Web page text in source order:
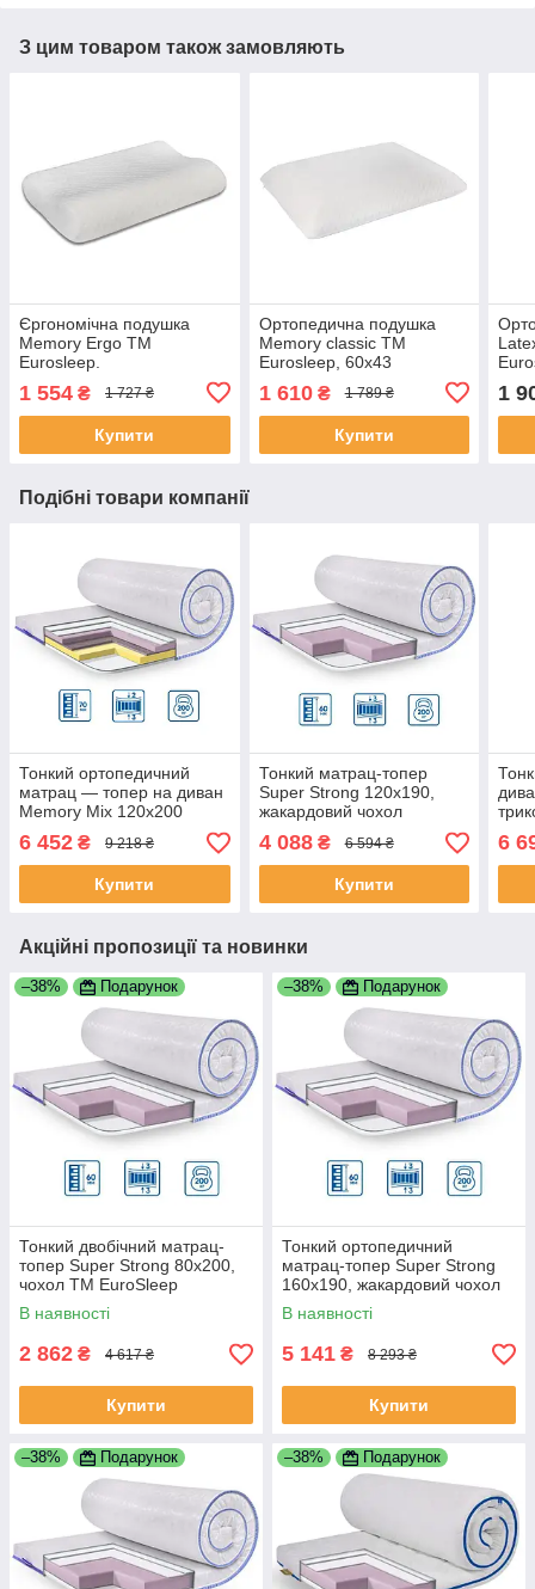
З цим товаром також замовляють
Єргономічна подушка
Memory Ergo TM
Eurosleep.
1 554 ₴ 1 727 ₴
Купити
Ортопедична подушка
Memory classic TM
Eurosleep, 60х43
1 610₴ 1 789 ₴
Купити
1
Подібні товари компанії
Тонкий ортопедичний
матрац — топер на диван
Memory Mix 120x200
жакардовий чохол, ТМ
EuroSleep
6 452 ₴ 9 218 ₴
Купити
Тонкий матрац-топер
Super Strong 120x190,
жакардовий чохол
EuroSleep
4 088₴ 6 594 ₴
Купити
6
Акційні пропозиції та новинки
–38% Подарунок
Тонкий двобічний матрац-
топер Super Strong 80x200,
чохол ТМ EuroSleep
В наявності
2 862 ₴ 4 617 ₴
Купити
–38% Подарунок
Тонкий ортопедичний
матрац-топер Super Strong
160x190, жакардовий чохол
EuroSleep
В наявності
5 141 ₴ 8 293 ₴
Купити
–38% Подарунок –38% Подарунок